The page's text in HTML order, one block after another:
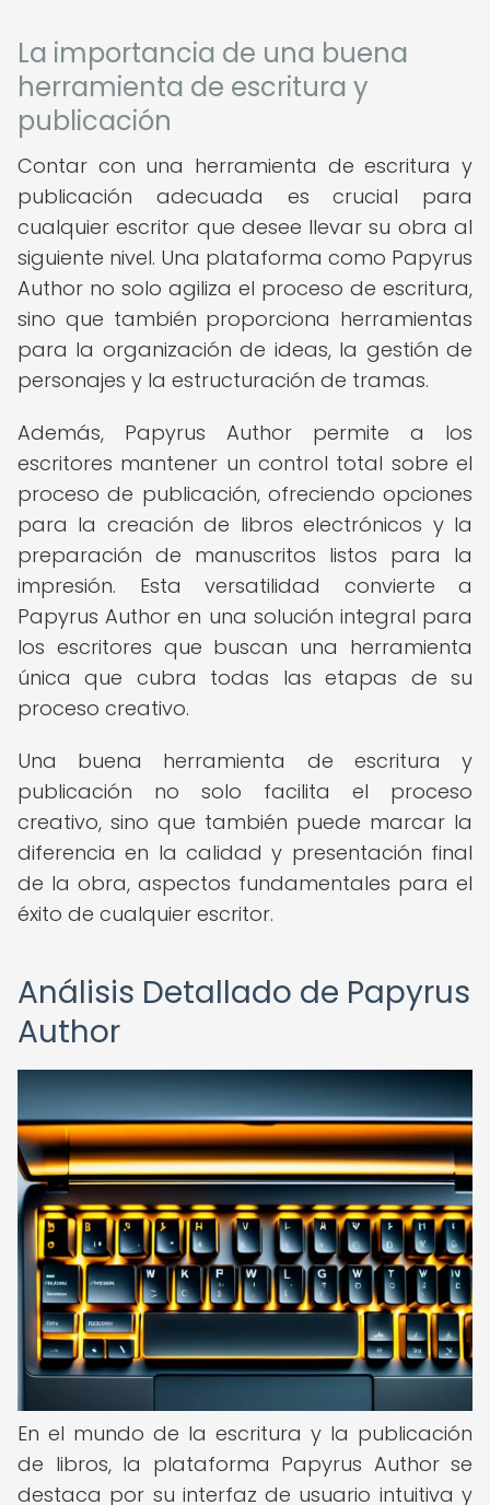
La importancia de una buena
herramienta de escritura y
publicación
Contar con una herramienta de escritura y
publicación adecuada es crucial para
cualquier escritor que desee llevar su obra al
siguiente nivel. Una plataforma como Papyrus
Author no solo agiliza el proceso de escritura,
sino que también proporciona herramientas
para la organización de ideas, la gestión de
personajes y la estructuración de tramas.
Además, Papyrus Author permite a los
escritores mantener un control total sobre el
proceso de publicación, ofreciendo opciones
para la creación de libros electrónicos y la
preparación de manuscritos listos para la
impresión. Esta versatilidad convierte a
Papyrus Author en una solución integral para
los escritores que buscan una herramienta
única que cubra todas las etapas de su
proceso creativo.
Una buena herramienta de escritura y
publicación no solo facilita el proceso
creativo, sino que también puede marcar la
diferencia en la calidad y presentación final
de la obra, aspectos fundamentales para el
éxito de cualquier escritor.
Análisis Detallado de Papyrus
Author
En el mundo de la escritura y la publicación
de libros, la plataforma Papyrus Author se
destaca por su interfaz de usuario intuitiva y